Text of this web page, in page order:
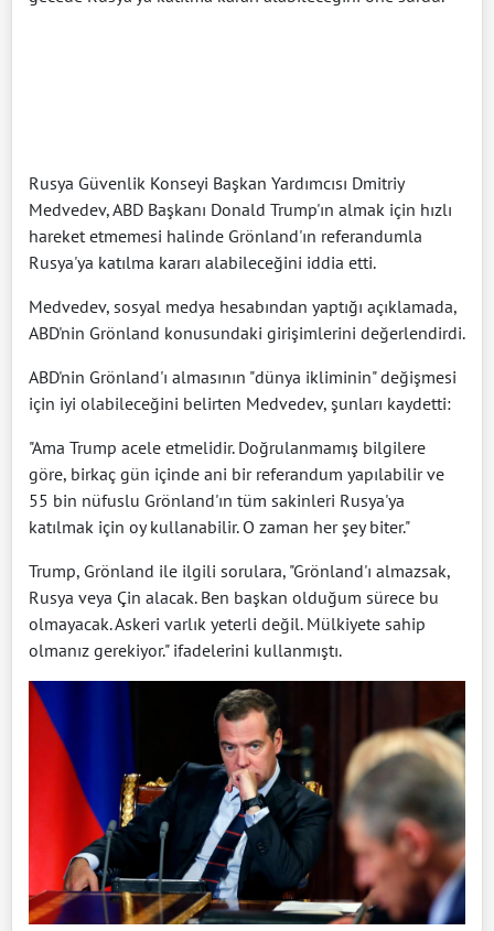
Rusya Güvenlik Konseyi Başkan Yardımcısı Dmitriy
Medvedev, ABD Başkanı Donald Trump'ın almak için hızlı
hareket etmemesi halinde Grönland'ın referandumla
Rusya'ya katılma kararı alabileceğini iddia etti.
Medvedev, sosyal medya hesabından yaptığı açıklamada,
ABD'nin Grönland konusundaki girişimlerini değerlendirdi.
ABD'nin Grönland'ı almasının "dünya ikliminin" değişmesi
için iyi olabileceğini belirten Medvedev, şunları kaydetti:
"Ama Trump acele etmelidir. Doğrulanmamış bilgilere
göre, birkaç gün içinde ani bir referandum yapılabilir ve
55 bin nüfuslu Grönland'ın tüm sakinleri Rusya'ya
katılmak için oy kullanabilir. O zaman her şey biter."
Trump, Grönland ile ilgili sorulara, "Grönland'ı almazsak,
Rusya veya Çin alacak. Ben başkan olduğum sürece bu
olmayacak. Askeri varlık yeterli değil. Mülkiyete sahip
olmanız gerekiyor." ifadelerini kullanmıştı.